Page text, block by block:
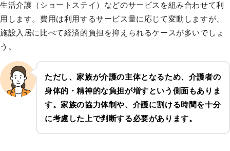
生活介護（ショートステイ）などのサービスを組み合わせて利
用します。費用は利用するサービス量に応じて変動しますが、
施設入居に比べて経済的負担を抑えられるケースが多いでしょ
う。
ただし、家族が介護の主体となるため、介護者の
身体的・精神的な負担が増すという側面もありま
す。家族の協力体制や、介護に割ける時間を十分
に考慮した上で判断する必要があります。